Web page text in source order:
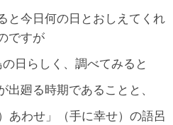
と今日何の日とおしえてくれ
ですが
日らしく、調べてみると
出廻る時期であることと、
あわせ」（手に幸せ）の語呂